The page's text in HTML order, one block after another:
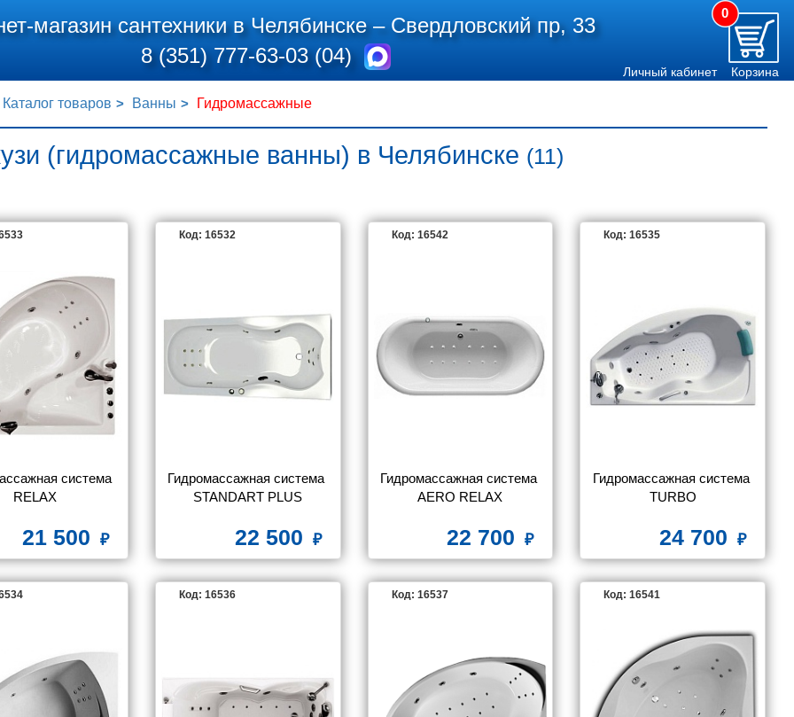
магазин сантехники в Челябинске –Свердловский пр, 33
8 (351) 777-63-03 (04)
0
Личный кабинет Корзина
Каталог товаров Ванны Гидромассажные
(гидромассажные ванны) в Челябинске (11)
система
RELAX
21 500
Код: 16532
Гидромассажная система
STANDART PLUS
22 500
Код: 16542
Гидромассажная система
AERO RELAX
22 700
Код: 16535
Гидромассажная система
TURBO
24 700
Код: 16536 Код: 16537 Код: 16541